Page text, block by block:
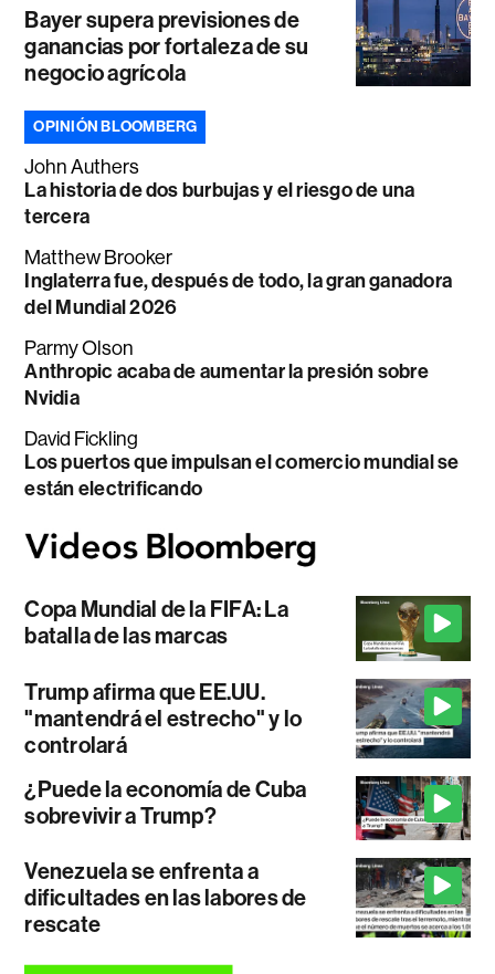
Bayer supera previsiones de
ganancias por fortaleza de su
negocio agrícola
OPINIÓN BLOOMBERG
John Authers
La historia de dos burbujas y el riesgo de una
tercera
Matthew Brooker
Inglaterra fue, después de todo, la gran ganadora
del Mundial 2026
Parmy Olson
Anthropic acaba de aumentar la presión sobre
Nvidia
David Fickling
Los puertos que impulsan el comercio mundial se
están electrificando
Copa Mundial de la FIFA: La
batalla de las marcas
Trump afirma que EE.UU.
"mantendrá el estrecho" y lo
controlará
¿Puede la economía de Cuba
sobrevivir a Trump?
Venezuela se enfrenta a
dificultades en las labores de
rescate